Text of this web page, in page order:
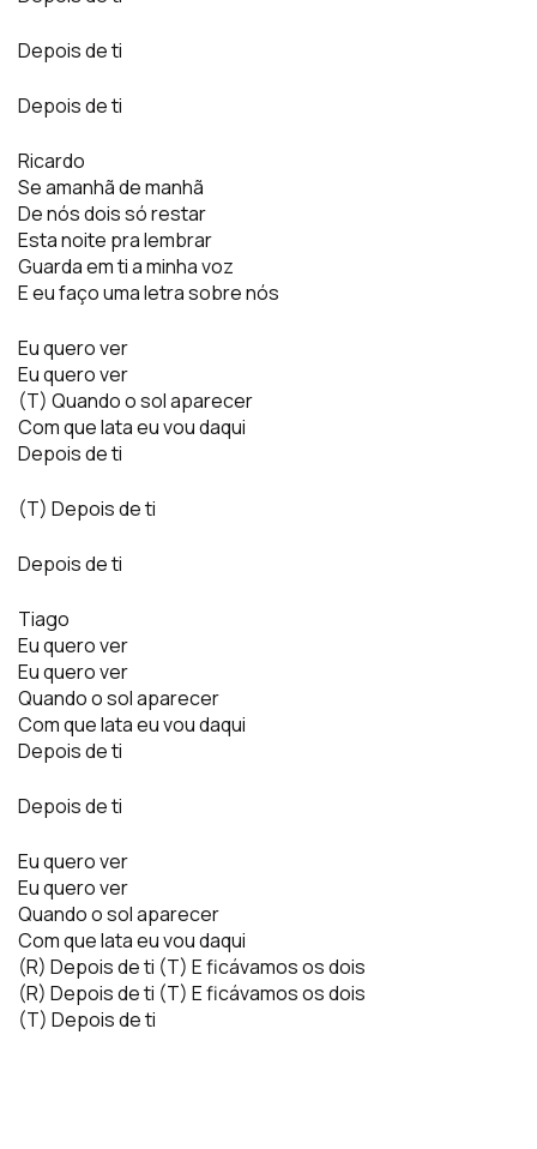
Depois de ti
Depois de ti
Ricardo
Se amanhã de manhã
De nós dois só restar
Esta noite pra lembrar
Guarda em ti a minha voz
E eu faço uma letra sobre nós
Eu quero ver
Eu quero ver
(T) Quando o sol aparecer
Com que lata eu vou daqui
Depois de ti
(T) Depois de ti
Depois de ti
Tiago
Eu quero ver
Eu quero ver
Quando o sol aparecer
Com que lata eu vou daqui
Depois de ti
Depois de ti
Eu quero ver
Eu quero ver
Quando o sol aparecer
Com que lata eu vou daqui
(R) Depois de ti (T) E ficávamos os dois
(R) Depois de ti (T) E ficávamos os dois
(T) Depois de ti